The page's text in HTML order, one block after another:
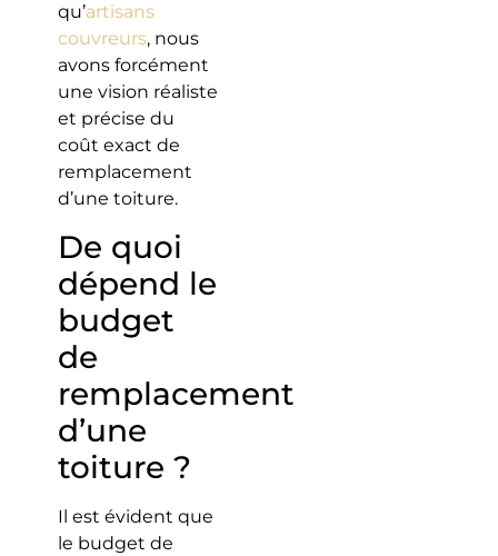
qu’artisans
couvreurs, nous
avons forcément
une vision réaliste
et précise du
coût exact de
remplacement
d’une toiture.
De quoi
dépend le
budget
de
remplacement
d’une
toiture ?
Il est évident que
le budget de